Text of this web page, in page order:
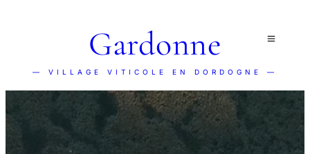
Gardonne
— VILLAGE VITICOLE EN DORDOGNE —